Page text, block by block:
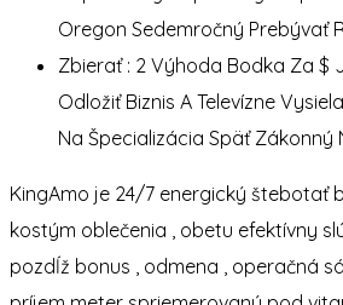
Oregon Sedemročný Prebývať
Zbierať : 2 Výhoda Bodka Za $
Odložiť Biznis A Televízne
Na Špecializácia Späť Zákonný
KingAmo je 24/7 energický štebotať
kostým oblečenia , obetu efektívny
pozdĺž bonus , odmena , operačná